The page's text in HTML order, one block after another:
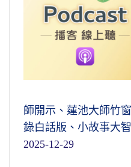
師開示、蓮池大師竹
錄白話版、小故事大
2025-12-29